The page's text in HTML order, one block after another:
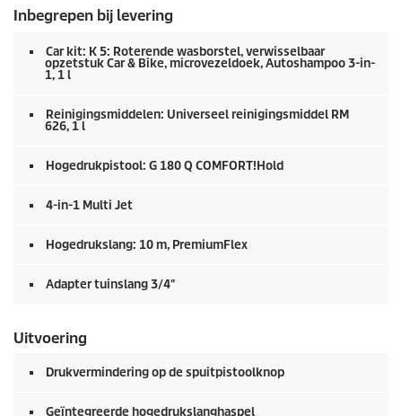
Inbegrepen bij levering
Car kit: K 5: Roterende wasborstel, verwisselbaar
opzetstuk Car & Bike, microvezeldoek, Autoshampoo 3-in-
1, 1 l
Reinigingsmiddelen: Universeel reinigingsmiddel RM
626, 1 l
Hogedrukpistool: G 180 Q COMFORT!Hold
4-in-1 Multi Jet
Hogedrukslang: 10 m, PremiumFlex
Adapter tuinslang 3/4"
Uitvoering
Drukvermindering op de spuitpistoolknop
Geïntegreerde hogedrukslanghaspel